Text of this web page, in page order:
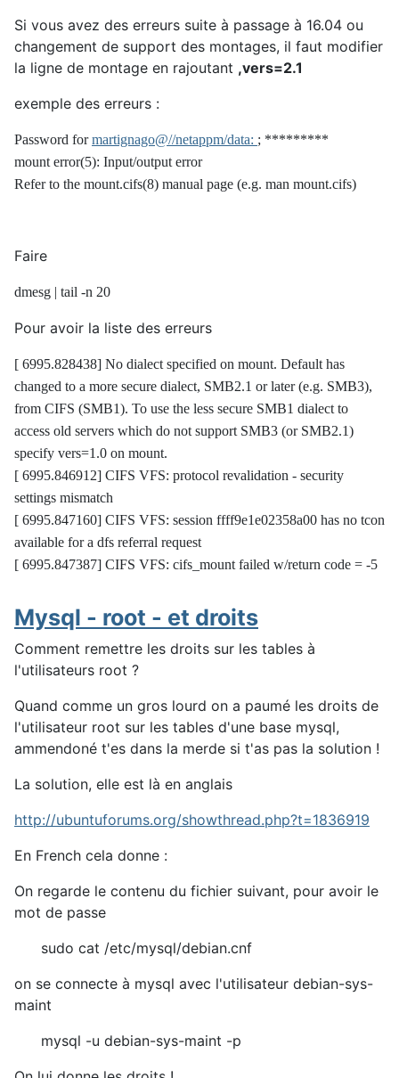
Si vous avez des erreurs suite à passage à 16.04 ou
changement de support des montages, il faut modifier
la ligne de montage en rajoutant ,vers=2.1
exemple des erreurs :
Password formartignago@//netappm/data: ; *********
mount error(5): Input/output error
Refer to the mount.cifs(8) manual page (e.g. man mount.cifs)
Faire
dmesg | tail -n 20
Pour avoir la liste des erreurs
[ 6995.828438] No dialect specified on mount. Default has
changed to a more secure dialect, SMB2.1 or later (e.g. SMB3),
from CIFS (SMB1). To use the less secure SMB1 dialect to
access old servers which do not support SMB3 (or SMB2.1)
specify vers=1.0 on mount.
[ 6995.846912] CIFS VFS: protocol revalidation - security
settings mismatch
[ 6995.847160] CIFS VFS: session ffff9e1e02358a00 has no tcon
available for a dfs referral request
[ 6995.847387] CIFS VFS: cifs_mount failed w/return code = -5
Mysql - root - et droits
Comment remettre les droits sur les tables à
l'utilisateurs root ?
Quand comme un gros lourd on a paumé les droits de
l'utilisateur root sur les tables d'une base mysql,
ammendoné t'es dans la merde si t'as pas la solution !
La solution, elle est là en anglais
http://ubuntuforums.org/showthread.php?t=1836919
En French cela donne :
On regarde le contenu du fichier suivant, pour avoir le
mot de passe
sudo cat /etc/mysql/debian.cnf
on se connecte à mysql avec l'utilisateur debian-sys-
maint
mysql -u debian-sys-maint -p